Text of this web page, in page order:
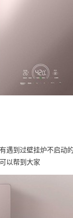
遇到过壁挂炉不启
以帮到大家